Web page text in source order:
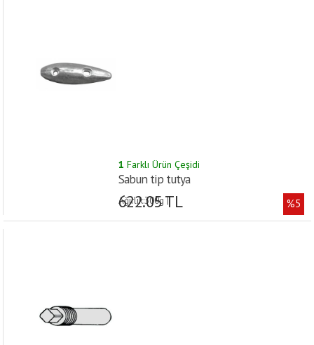
1 Farklı Ürün Çeşidi
Sabun tip tutya
Ağırlık:300g |
622.05 TL %5